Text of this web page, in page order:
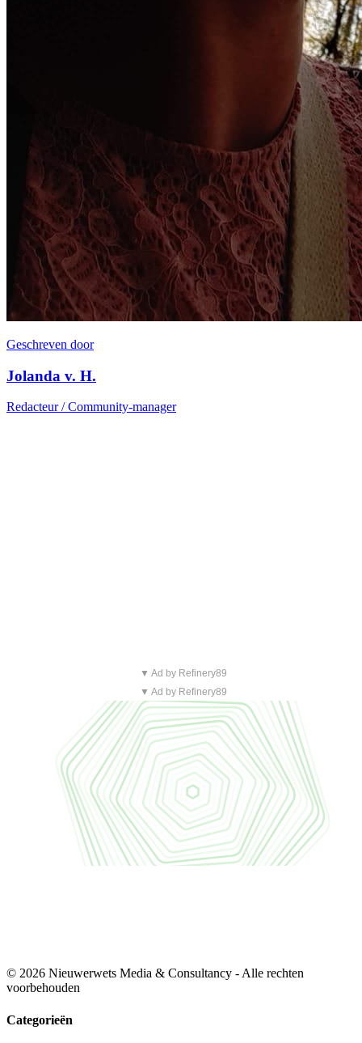
Geschreven door
Jolanda v. H.
Redacteur / Community-manager
▼ Ad by Refinery89
▼ Ad by Refinery89
© 2026 Nieuwerwets Media & Consultancy - Alle rechten
voorbehouden
Categorieën